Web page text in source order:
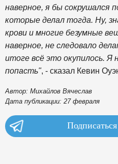
наверное, я бы сокрушался
которые делал тогда. Ну,
крови и многие безумные
наверное, не следовало
итоге всё это окупилось. Я
попасть", - сказал Кевин
Автор: Михайлов Вячеслав
Дата публикации: 27 февраля